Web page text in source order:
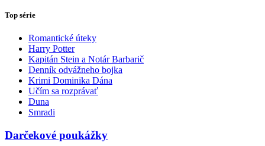
Top série
Romantické úteky
Harry Potter
Kapitán Stein a Notár Barbarič
Denník odvážneho bojka
Krimi Dominika Dána
Učím sa rozprávať
Duna
Smradi
Darčekové poukážky